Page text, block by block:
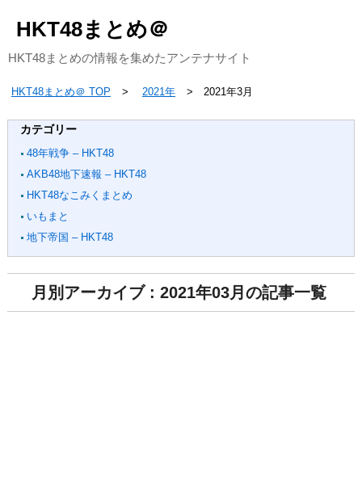
HKT48まとめ＠
HKT48まとめの情報を集めたアンテナサイト
HKT48まとめ＠ TOP 2021年 2021年3月
カテゴリー
48年戦争 – HKT48
AKB48地下速報 – HKT48
HKT48なこみくまとめ
いもまと
地下帝国 – HKT48
月別アーカイブ : 2021年03月の記事一覧